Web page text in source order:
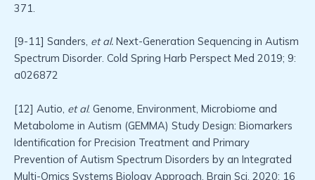
371.
[9-11] Sanders, et al. Next-Generation Sequencing in Autism
Spectrum Disorder. Cold Spring Harb Perspect Med 2019; 9:
a026872
[12] Autio, et al. Genome, Environment, Microbiome and
Metabolome in Autism (GEMMA) Study Design: Biomarkers
Identification for Precision Treatment and Primary
Prevention of Autism Spectrum Disorders by an Integrated
Multi-Omics Systems Biology Approach. Brain Sci. 2020; 16